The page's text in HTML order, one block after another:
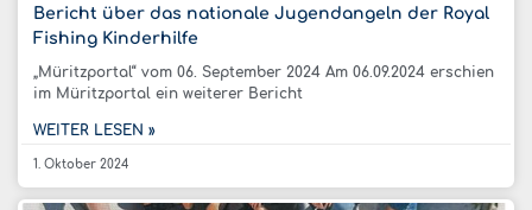
Bericht über das nationale Jugendangeln der Royal
Fishing Kinderhilfe
„Müritzportal“ vom 06. September 2024 Am 06.09.2024 erschien
im Müritzportal ein weiterer Bericht
WEITER LESEN »
1. Oktober 2024